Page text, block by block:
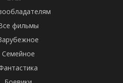
фильмы
Семейное